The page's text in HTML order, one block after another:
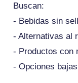
Buscan:
- Bebidas sin
- Alternativas al
- Productos con
- Opciones